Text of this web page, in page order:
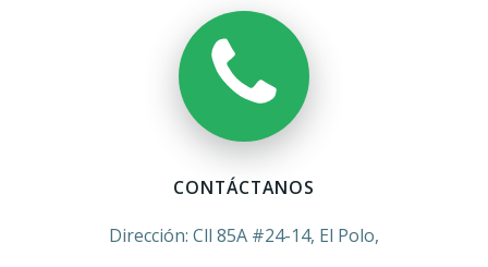
CONTÁCTANOS
Dirección: Cll 85A #24-14, El Polo,